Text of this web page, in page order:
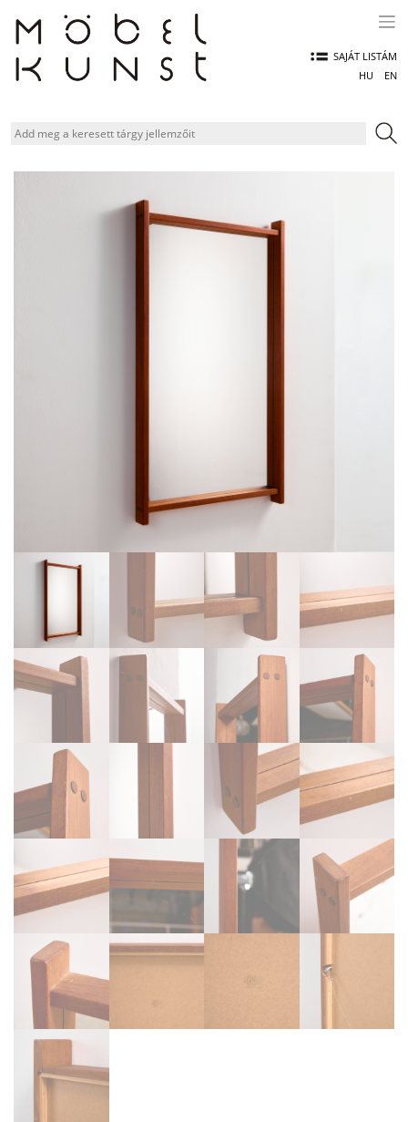
content
SAJÁT LISTÁM
HU
EN